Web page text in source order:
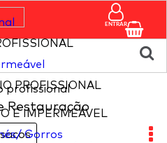
PROFISSIONAL
E IMPERMEÁVEL
Gorros
ENTRAR
profissional
Restauração